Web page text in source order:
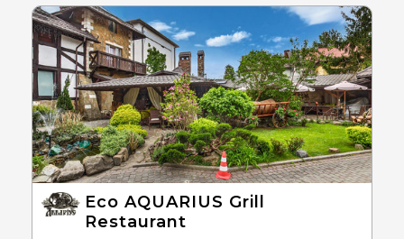
Eco AQUARIUS Grill
Restaurant